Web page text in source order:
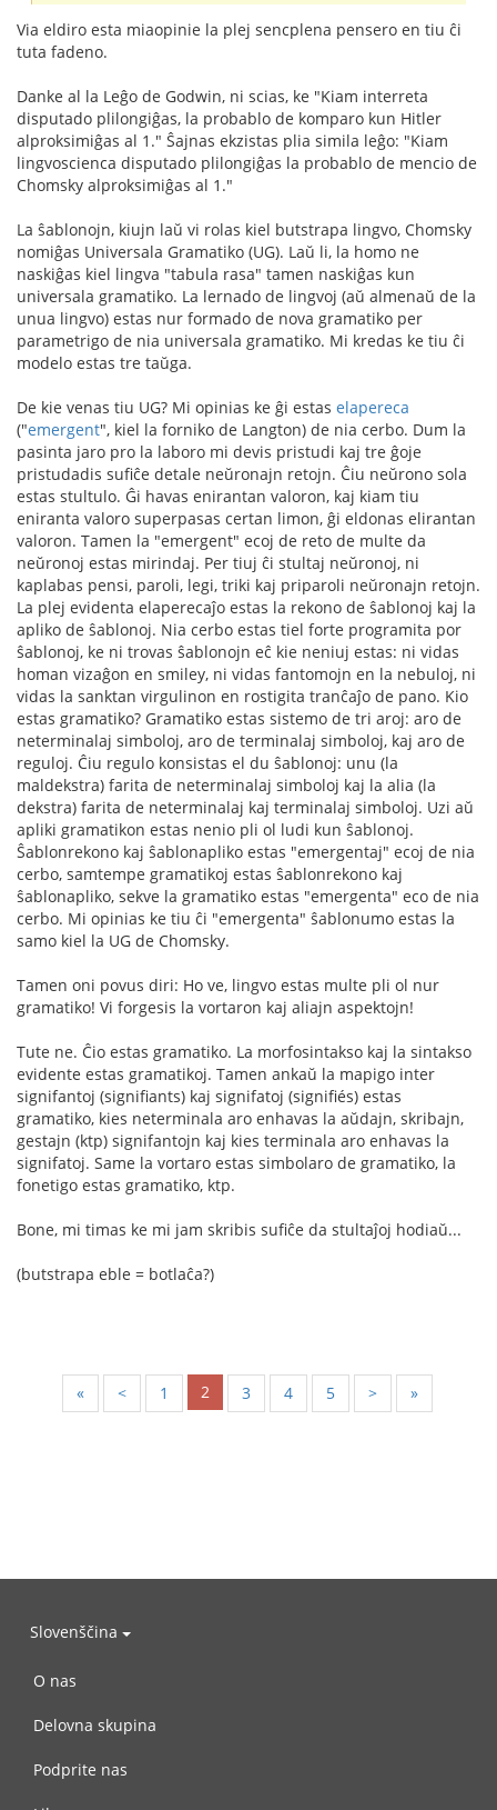
Via eldiro esta miaopinie la plej sencplena pensero en tiu ĉi
tuta fadeno.
Danke al la Leĝo de Godwin, ni scias, ke "Kiam interreta
disputado plilongiĝas, la probablo de komparo kun Hitler
alproksimiĝas al 1." Ŝajnas ekzistas plia simila leĝo: "Kiam
lingvoscienca disputado plilongiĝas la probablo de mencio de
Chomsky alproksimiĝas al 1."
La ŝablonojn, kiujn laŭ vi rolas kiel butstrapa lingvo, Chomsky
nomiĝas Universala Gramatiko (UG). Laŭ li, la homo ne
naskiĝas kiel lingva "tabula rasa" tamen naskiĝas kun
universala gramatiko. La lernado de lingvoj (aŭ almenaŭ de la
unua lingvo) estas nur formado de nova gramatiko per
parametrigo de nia universala gramatiko. Mi kredas ke tiu ĉi
modelo estas tre taŭga.
De kie venas tiu UG? Mi opinias ke ĝi estas elapereca
("emergent", kiel la forniko de Langton) de nia cerbo. Dum la
pasinta jaro pro la laboro mi devis pristudi kaj tre ĝoje
pristudadis sufiĉe detale neŭronajn retojn. Ĉiu neŭrono sola
estas stultulo. Ĝi havas enirantan valoron, kaj kiam tiu
eniranta valoro superpasas certan limon, ĝi eldonas elirantan
valoron. Tamen la "emergent" ecoj de reto de multe da
neŭronoj estas mirindaj. Per tiuj ĉi stultaj neŭronoj, ni
kaplabas pensi, paroli, legi, triki kaj priparoli neŭronajn retojn.
La plej evidenta elaperecaĵo estas la rekono de ŝablonoj kaj la
apliko de ŝablonoj. Nia cerbo estas tiel forte programita por
ŝablonoj, ke ni trovas ŝablonojn eĉ kie neniuj estas: ni vidas
homan vizaĝon en smiley, ni vidas fantomojn en la nebuloj, ni
vidas la sanktan virgulinon en rostigita tranĉaĵo de pano. Kio
estas gramatiko? Gramatiko estas sistemo de tri aroj: aro de
neterminalaj simboloj, aro de terminalaj simboloj, kaj aro de
reguloj. Ĉiu regulo konsistas el du ŝablonoj: unu (la
maldekstra) farita de neterminalaj simboloj kaj la alia (la
dekstra) farita de neterminalaj kaj terminalaj simboloj. Uzi aŭ
apliki gramatikon estas nenio pli ol ludi kun ŝablonoj.
Ŝablonrekono kaj ŝablonapliko estas "emergentaj" ecoj de nia
cerbo, samtempe gramatikoj estas ŝablonrekono kaj
ŝablonapliko, sekve la gramatiko estas "emergenta" eco de nia
cerbo. Mi opinias ke tiu ĉi "emergenta" ŝablonumo estas la
samo kiel la UG de Chomsky.
Tamen oni povus diri: Ho ve, lingvo estas multe pli ol nur
gramatiko! Vi forgesis la vortaron kaj aliajn aspektojn!
Tute ne. Ĉio estas gramatiko. La morfosintakso kaj la sintakso
evidente estas gramatikoj. Tamen ankaŭ la mapigo inter
signifantoj (signifiants) kaj signifatoj (signifiés) estas
gramatiko, kies neterminala aro enhavas la aŭdajn, skribajn,
gestajn (ktp) signifantojn kaj kies terminala aro enhavas la
signifatoj. Same la vortaro estas simbolaro de gramatiko, la
fonetigo estas gramatiko, ktp.
Bone, mi timas ke mi jam skribis sufiĉe da stultaĵoj hodiaŭ...
(butstrapa eble = botlaĉa?)
« < 1 2 3 4 5 > »
Slovenščina
O nas
Delovna skupina
Podprite nas